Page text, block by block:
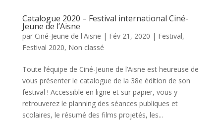
Catalogue 2020 – Festival international Ciné-
Jeune de l’Aisne
par Ciné-Jeune de l'Aisne | Fév 21, 2020 | Festival,
Festival 2020, Non classé
Toute l’équipe de Ciné-Jeune de l’Aisne est heureuse de
vous présenter le catalogue de la 38e édition de son
festival ! Accessible en ligne et sur papier, vous y
retrouverez le planning des séances publiques et
scolaires, le résumé des films projetés, les...